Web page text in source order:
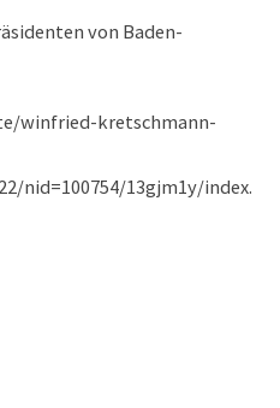
von Baden-
winfried-kretschmann-
nid=100754/13gjm1y/index.